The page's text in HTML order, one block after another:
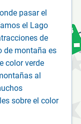
pasar el
el Lago
de
de montaña es
color verde
al
sobre el color